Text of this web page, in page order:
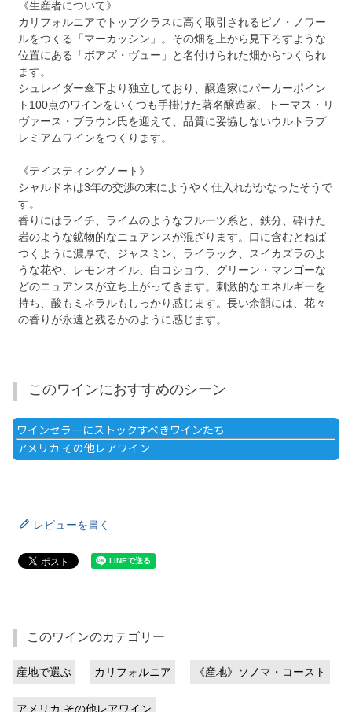
《生産者について》
カリフォルニアでトップクラスに高く取引されるピノ・ノワー
ルをつくる「マーカッシン」。その畑を上から見下ろすような
位置にある「ボアズ・ヴュー」と名付けられた畑からつくられ
ます。
シュレイダー傘下より独立しており、醸造家にパーカーポイン
ト100点のワインをいくつも手掛けた著名醸造家、トーマス・リ
ヴァース・ブラウン氏を迎えて、品質に妥協しないウルトラプ
レミアムワインをつくります。
《テイスティングノート》
シャルドネは3年の交渉の末にようやく仕入れがかなったそうで
す。
香りにはライチ、ライムのようなフルーツ系と、鉄分、砕けた
岩のような鉱物的なニュアンスが混ざります。口に含むとねば
つくように濃厚で、ジャスミン、ライラック、スイカズラのよ
うな花や、レモンオイル、白コショウ、グリーン・マンゴーな
どのニュアンスが立ち上がってきます。刺激的なエネルギーを
持ち、酸もミネラルもしっかり感じます。長い余韻には、花々
の香りが永遠と残るかのように感じます。
このワインにおすすめのシーン
ワインセラーにストックすべきワインたち
アメリカ その他レアワイン
レビューを書く
このワインのカテゴリー
産地で選ぶ カリフォルニア 《産地》ソノマ・コースト
アメリカ その他レアワイン